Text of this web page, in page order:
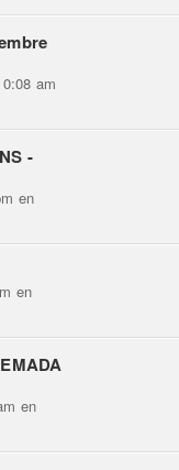
am
-
en
en
en